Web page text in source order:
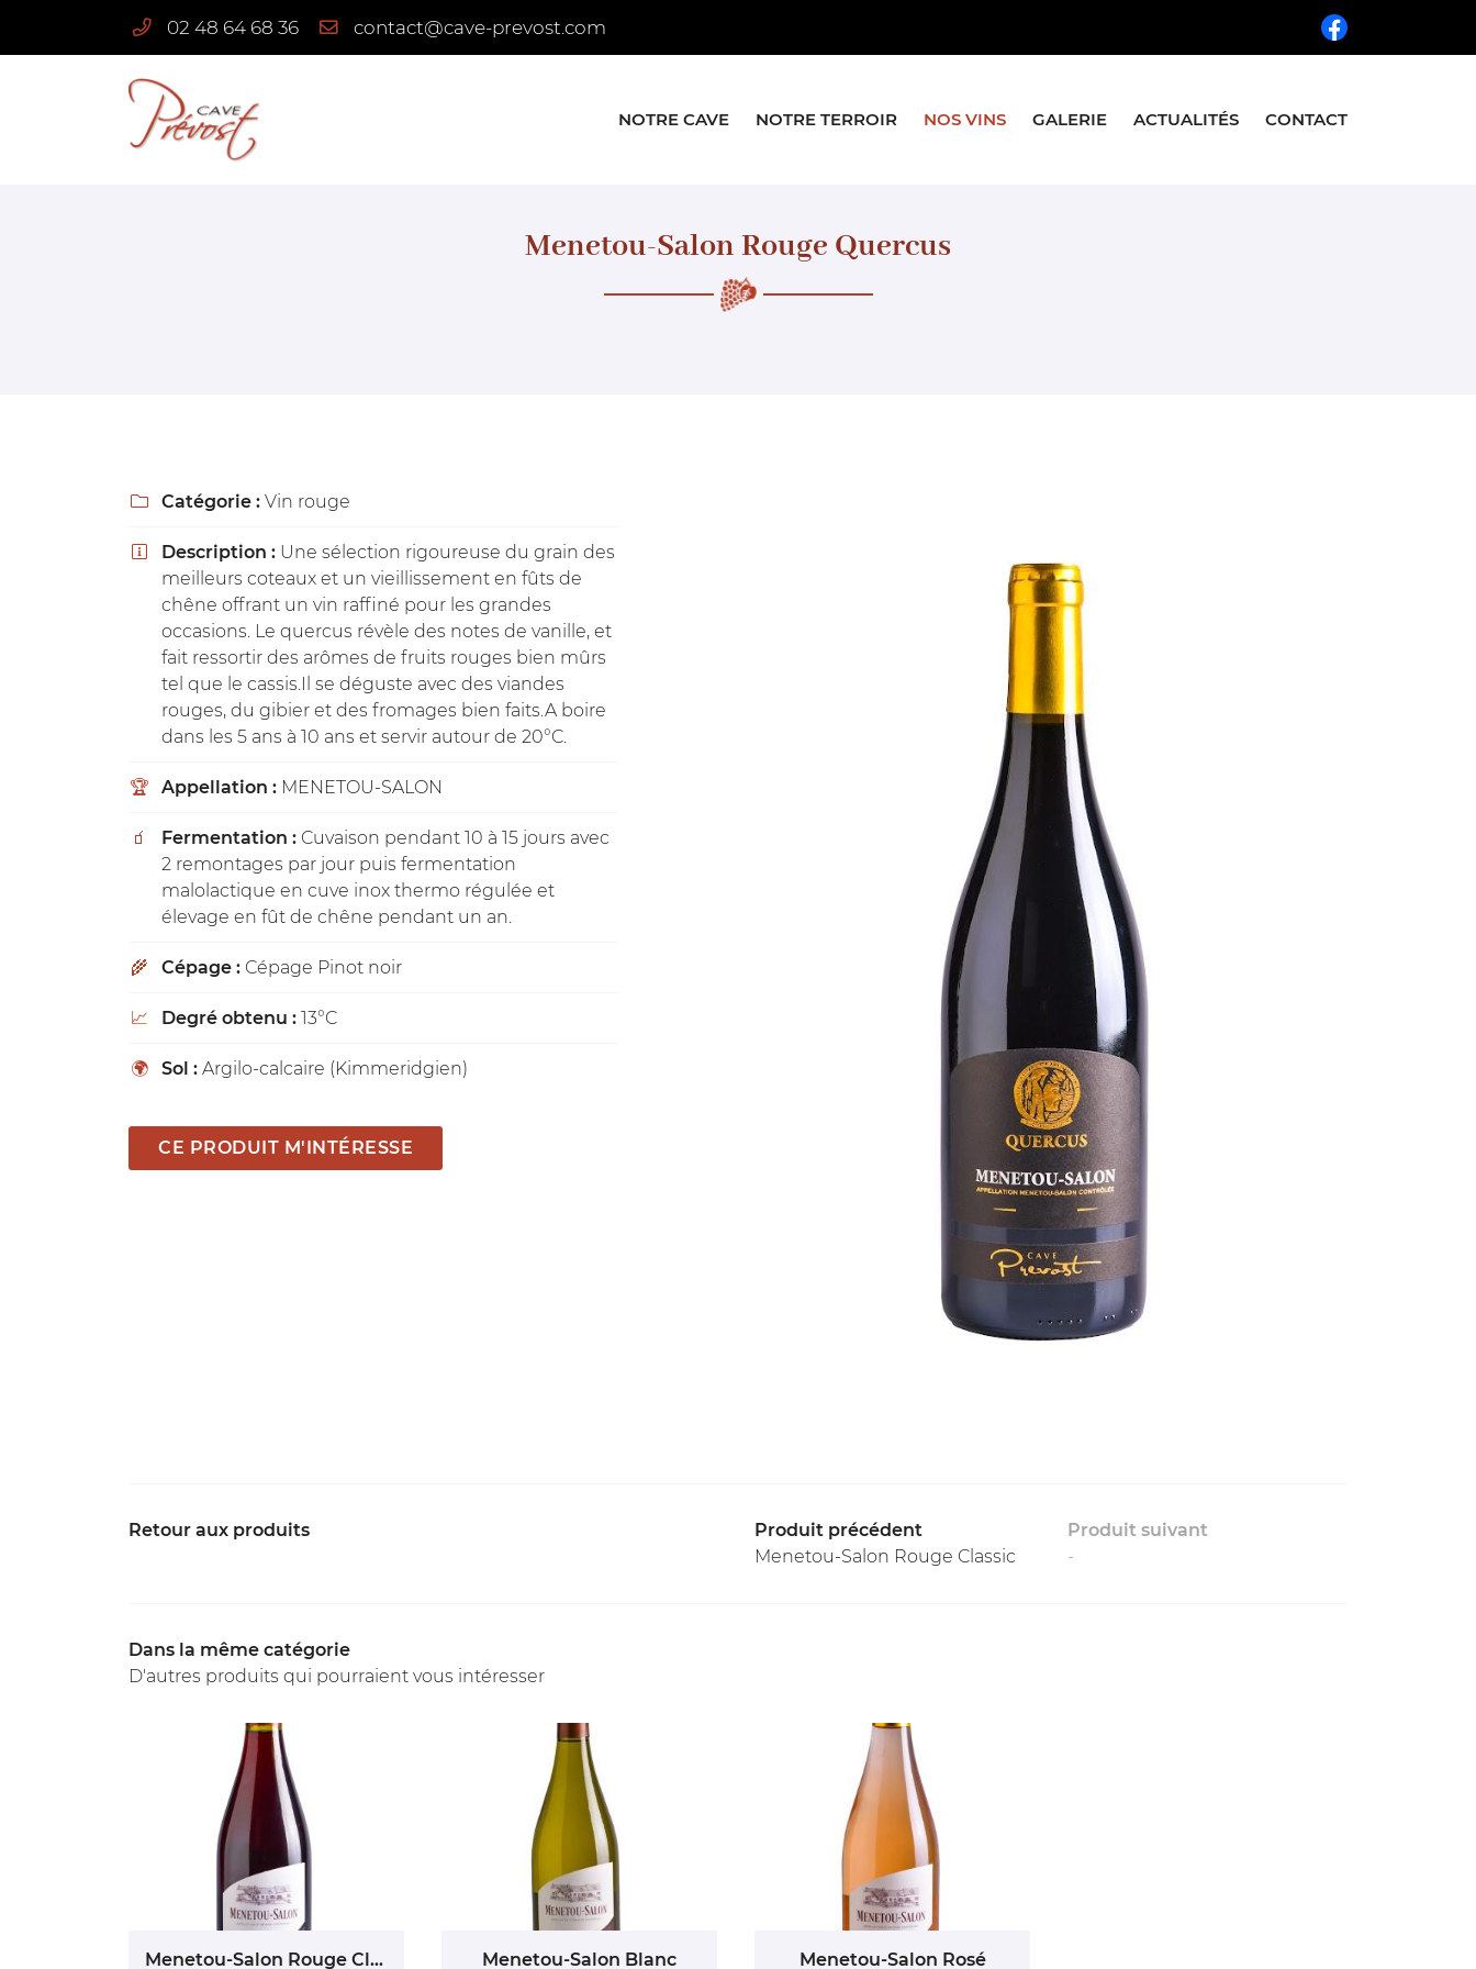
02 48 64 68 36
NOTRE CAVE NOTRE TERROIR NOS VINS GALERIE ACTUALITÉS CONTACT
18110 Vignoux-sous-les-Aix
02 48 64 68 36
Recopier le code ci-contre
Rafraîchir le captcha
En cochant cette case, vous consentez à recevoir nos propositions commerciales
à l'adresse email indiqué ci-dessus. Vous pouvez vous désinscrire à tout moment
le formulaire de désinscription.
INSCRIPTION
Menetou-Salon Rouge Quercus
 Catégorie : Vin rouge
 Description : Une sélection rigoureuse du grain des
meilleurs coteaux et un vieillissement en fûts de
chêne offrant un vin raffiné pour les grandes
occasions. Le quercus révèle des notes de vanille, et
fait ressortir des arômes de fruits rouges bien mûrs
tel que le cassis.Il se déguste avec des viandes
rouges, du gibier et des fromages bien faits.A boire
dans les 5 ans à 10 ans et servir autour de 20°C.
🏆 Appellation : MENETOU-SALON
🧃 Fermentation : Cuvaison pendant 10 à 15 jours avec
2 remontages par jour puis fermentation
malolactique en cuve inox thermo régulée et
élevage en fût de chêne pendant un an.
🌾 Cépage : Cépage Pinot noir
📈 Degré obtenu : 13°C
🌍 Sol : Argilo-calcaire (Kimmeridgien)
CE PRODUIT M'INTÉRESSE
Retour aux produits
Produit précédent
Menetou-Salon Rouge Classic
Produit suivant
-
Dans la même catégorie
D'autres produits qui pourraient vous intéresser
Menetou-Salon Rouge Classic Menetou-Salon Blanc Menetou-Salon Rosé